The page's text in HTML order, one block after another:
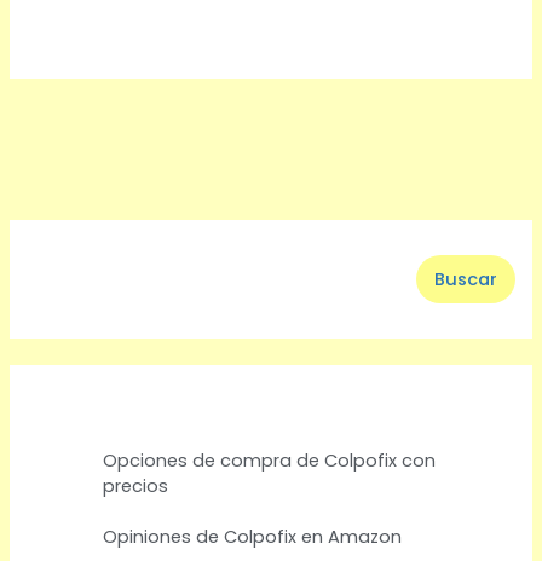
c
a
Buscar
Opciones de compra de Colpofix con
precios
Opiniones de Colpofix en Amazon